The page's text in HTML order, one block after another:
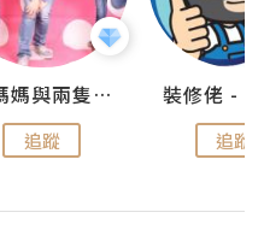
儍媽媽與兩隻小魔怪之家
追蹤 追蹤